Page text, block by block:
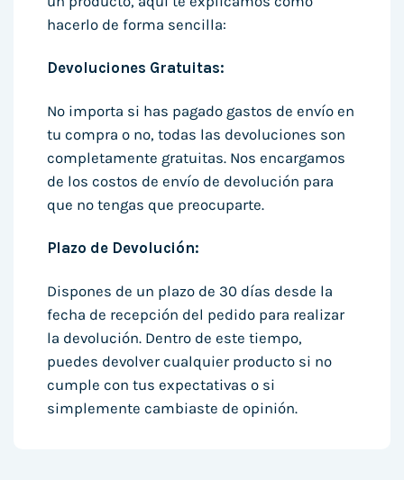
hacerlo de forma sencilla:
Devoluciones Gratuitas:
No importa si has pagado gastos de envío en
tu compra o no, todas las devoluciones son
completamente gratuitas. Nos encargamos
de los costos de envío de devolución para
que no tengas que preocuparte.
Plazo de Devolución:
Dispones de un plazo de 30 días desde la
fecha de recepción del pedido para realizar
la devolución. Dentro de este tiempo,
puedes devolver cualquier producto si no
cumple con tus expectativas o si
simplemente cambiaste de opinión.